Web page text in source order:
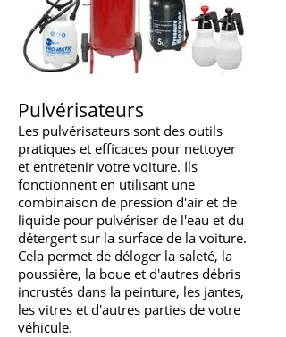
Pulvérisateurs
Les pulvérisateurs sont des outils
pratiques et efficaces pour nettoyer
et entretenir votre voiture. Ils
fonctionnent en utilisant une
combinaison de pression d'air et de
liquide pour pulvériser de l'eau et du
détergent sur la surface de la voiture.
Cela permet de déloger la saleté, la
poussière, la boue et d'autres débris
incrustés dans la peinture, les jantes,
les vitres et d'autres parties de votre
véhicule.